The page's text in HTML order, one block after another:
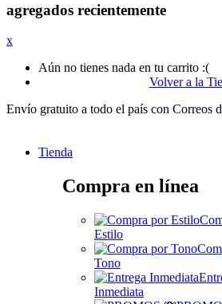
agregados recientemente
x
Aún no tienes nada en tu carrito :(
Volver a la
Envío gratuito a todo el país con Correos
Tienda
Compra en línea
Estilo
Tono
Inmediata